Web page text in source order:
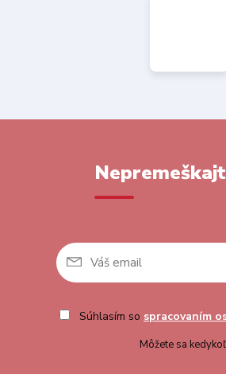
Súhlasím so spracovaním
Môžete sa